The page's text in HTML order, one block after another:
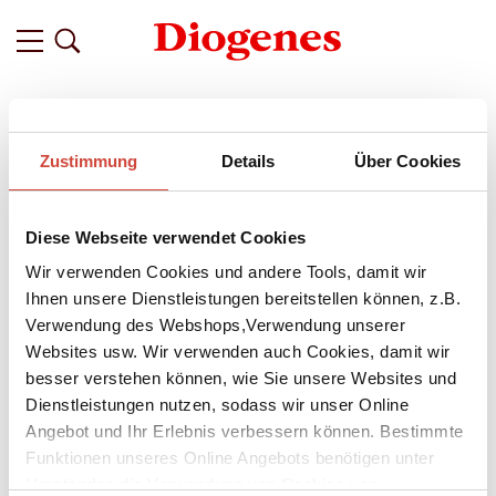
Zustimmung Details Über Cookies
Diese Webseite verwendet Cookies
Wir verwenden Cookies und andere Tools, damit wir
Ihnen unsere Dienstleistungen bereitstellen können, z.B.
Verwendung des Webshops,Verwendung unserer
Websites usw. Wir verwenden auch Cookies, damit wir
besser verstehen können, wie Sie unsere Websites und
Dienstleistungen nutzen, sodass wir unser Online
Angebot und Ihr Erlebnis verbessern können. Bestimmte
Funktionen unseres Online Angebots benötigen unter
Related Featured
vor 7 Jahren
Christoph Poschenrieder im
Gespräch über ›Der unsichtbare
Roman‹
Wer ist schuld am Ersten Weltkrieg? Im Jahr 1918 wird die
Frage immer drängender. Da erhält der Bestsellerautor
Gustav Meyrink in seiner Villa am Starnberger See ein
Angebot vom Auswärtigen Amt: Ob er – gegen gutes
Honorar – bereit wäre, einen Roman zu schreiben, der den